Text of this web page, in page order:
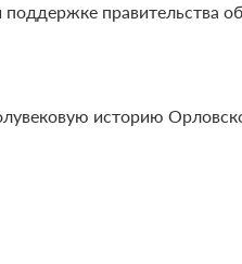
правительства
историю